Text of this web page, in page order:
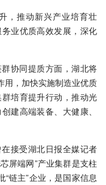
，推动新兴产业培育壮
业优质高效发展，深化
协同提质方面，湖北将
用，加快实施制造业优质
培育提升行动，推动光
建高端装备、大健康、
接受湖北日报全媒记者
屏端网”产业集群是支柱
“链主”企业，是国家信息